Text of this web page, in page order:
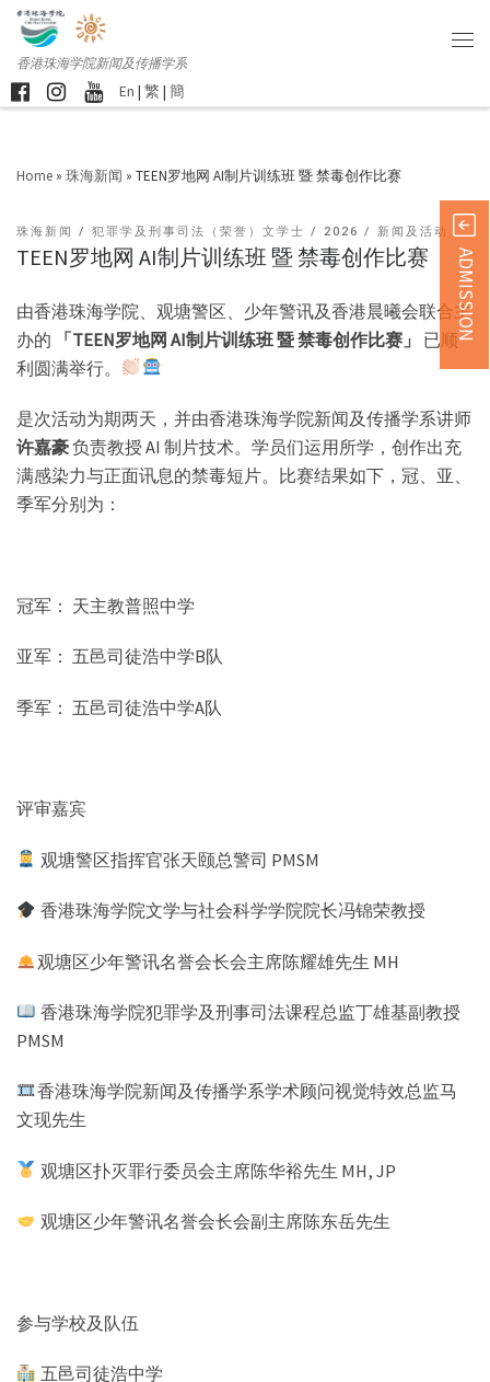
香港珠海学院新闻及传播学系
En | 繁 | 簡
Home » 珠海新闻 » TEEN罗地网 AI制片训练班 暨 禁毒创作比赛
珠海新闻 犯罪学及刑事司法（荣誉）文学士 2026 新闻及活动
TEEN罗地网 AI制片训练班 暨 禁毒创作比赛
由香港珠海学院、观塘警区、少年警讯及香港晨曦会联合主
办的
「TEEN罗地网 AI制片训练班暨禁毒创作比赛」
已顺
利圆满举行。
是次活动为期两天，并由香港珠海学院新闻及传播学系讲师
许嘉豪负责教授 AI 制片技术。学员们运用所学，创作出充
满感染力与正面讯息的禁毒短片。比赛结果如下，冠、亚、
季军分别为：
冠军： 天主教普照中学
亚军： 五邑司徒浩中学B队
季军： 五邑司徒浩中学A队
评审嘉宾
观塘警区指挥官张天颐总警司 PMSM
香港珠海学院文学与社会科学学院院长冯锦荣教授
观塘区少年警讯名誉会长会主席陈耀雄先生 MH
香港珠海学院犯罪学及刑事司法课程总监丁雄基副教授
PMSM
香港珠海学院新闻及传播学系学术顾问视觉特效总监马
文现先生
观塘区扑灭罪行委员会主席陈华裕先生 MH, JP
观塘区少年警讯名誉会长会副主席陈东岳先生
参与学校及队伍
五邑司徒浩中学
ADMISSION